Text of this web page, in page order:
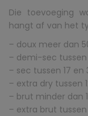
Die toevoeging
hangt af van het
– doux meer dan
– demi-sec tussen
– sec tussen 17
– extra dry tussen
– brut minder dan
– extra brut